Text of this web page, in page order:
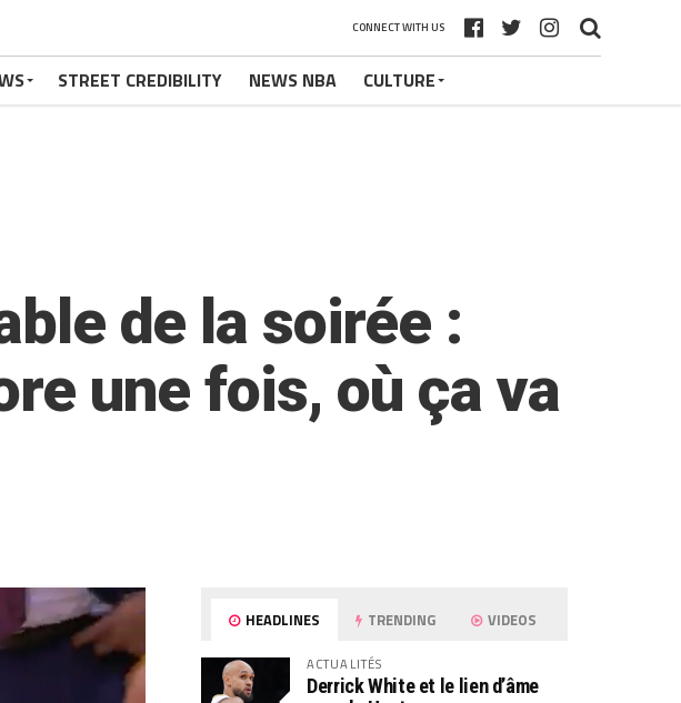
CONNECT WITH US
STREET CREDIBILITY NEWS NBA CULTURE
de la soirée :
une fois, où ça va
HEADLINES TRENDING VIDEOS
ACTUALITÉS
Derrick White et le lien d’âme